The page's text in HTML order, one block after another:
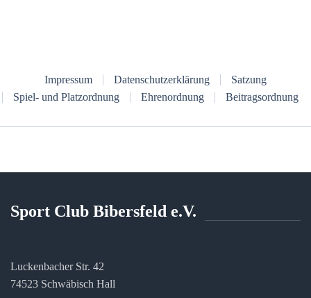
Impressum Datenschutzerklärung
Satzung
Spiel- und Platzordnung
Ehrenordnung Beitragsordnung
Sport Club Bibersfeld e.V.
Luckenbacher Str. 42
74523 Schwäbisch Hall